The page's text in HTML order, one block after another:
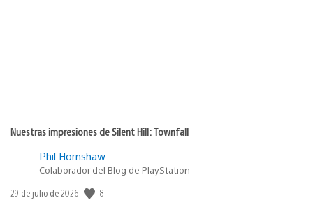
Nuestras impresiones de Silent Hill: Townfall
Phil Hornshaw
Colaborador del Blog de PlayStation
Fecha
29 de julio de 2026 8